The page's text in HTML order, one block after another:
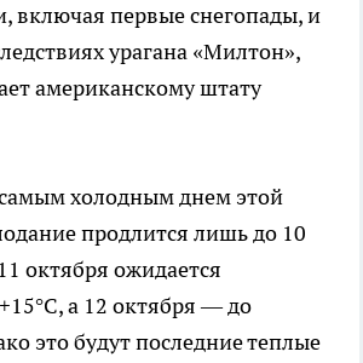
включая первые снегопады, и
урагана «Милтон»,
американскому штату
самым холодным днем этой
продлится лишь до 10
октября ожидается
а 12 октября — до
это будут последние теплые